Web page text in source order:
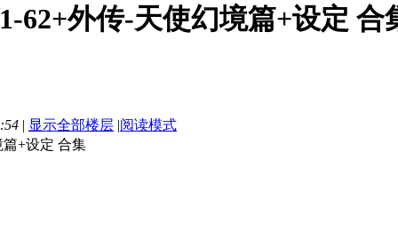
62+外传-天使幻境篇+设定 合
| 显示全部楼层 |阅读模式
篇+设定 合集